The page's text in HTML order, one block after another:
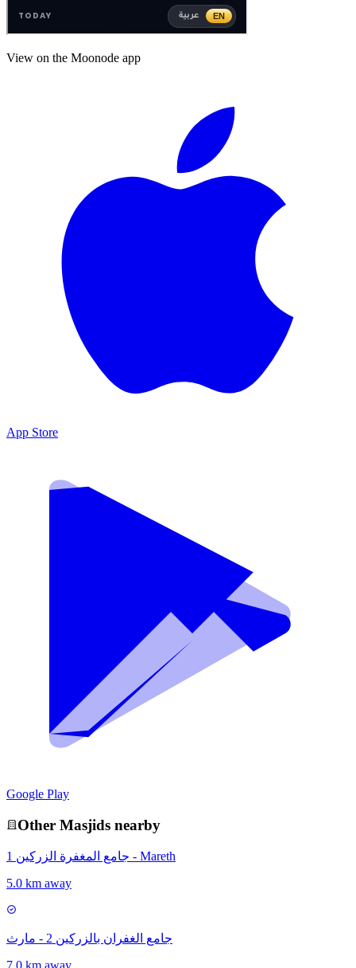
View on the Moonode app
App Store
Google Play
Other Masjids nearby
جامع المغفرة الزركين 1 - Mareth
5.0 km away
جامع الغفران بالزركين 2 - مارث